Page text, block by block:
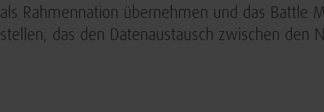
als Rahmennation übernehmen und das Battle
stellen, das den Datenaustausch zwischen den